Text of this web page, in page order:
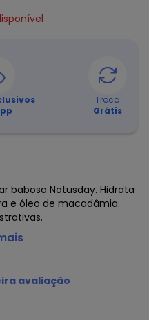
Troca
Grátis
babosa Natusday. Hidrata
e óleo de macadâmia.
- 250g
avaliação